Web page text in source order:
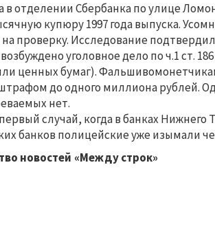
в отделении Сбербанка по улице
купюру 1997 года выпуска.
проверку. Исследование
уголовное дело по ч.1 ст.
ценных бумаг).
до одного миллиона рублей.
нет.
случай, когда в банках
банков полицейские уже изымали
новостей «Между строк»